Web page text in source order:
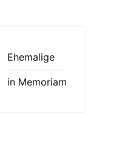
Ehemalige
in Memoriam